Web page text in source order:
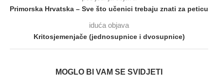
Primorska Hrvatska – Sve što učenici trebaju znati za peticu
iduća objava
Kritosjemenjače (jednosupnice i dvosupnice)
MOGLO BI VAM SE SVIDJETI